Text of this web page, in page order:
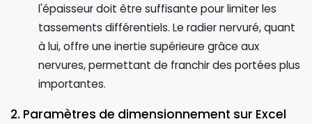
l'épaisseur doit être suffisante pour limiter les
tassements différentiels. Le radier nervuré, quant
à lui, offre une inertie supérieure grâce aux
nervures, permettant de franchir des portées plus
importantes.
2. Paramètres de dimensionnement sur Excel